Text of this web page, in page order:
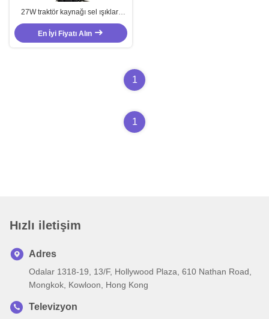
27W traktör kaynağı sel ışıkları
anahtarlı beyaz iş ışığı
En İyi Fiyatı Alın
1
1
Hızlı iletişim
Adres
Odalar 1318-19, 13/F, Hollywood Plaza, 610 Nathan Road,
Mongkok, Kowloon, Hong Kong
Televizyon